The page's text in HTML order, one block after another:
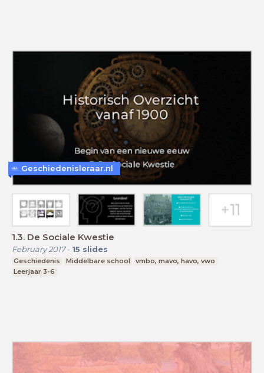
1.3. De Sociale Kwestie
February 2017- 15 slides
Geschiedenis Middelbare school
vmbo, mavo, havo, vwo
Leerjaar 3-6
Geschiedenisleraar.nl